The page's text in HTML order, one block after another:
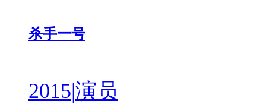
杀手一号
2015|演员